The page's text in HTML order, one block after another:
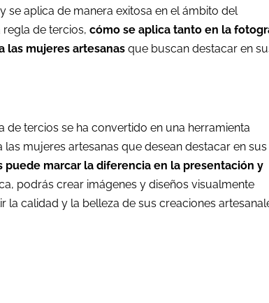
se aplica de manera exitosa en el ámbito del
regla de tercios,cómo se aplica tanto en la
las mujeres artesanas que buscan destacar en
tercios se ha convertido en una herramienta
mujeres artesanas que desean destacar en sus
puede marcar la diferencia en la presentación y
podrás crear imágenes y diseños visualmente
calidad y la belleza de sus creaciones